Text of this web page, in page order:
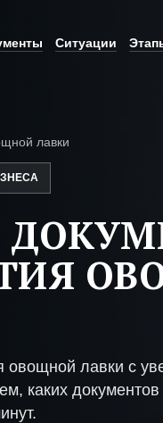
Ситуации
лавки
овощной лавки с
каких документов